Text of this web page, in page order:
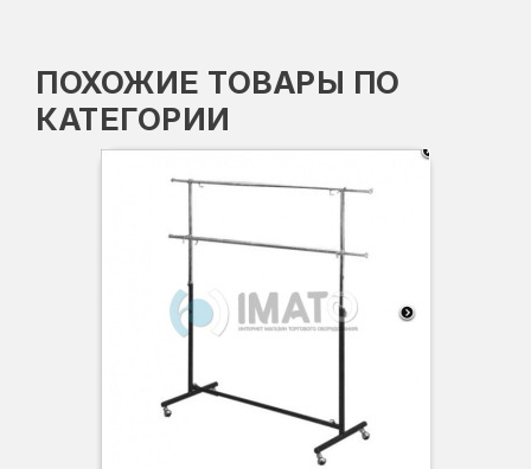
ПОХОЖИЕ ТОВАРЫ ПО
КАТЕГОРИИ